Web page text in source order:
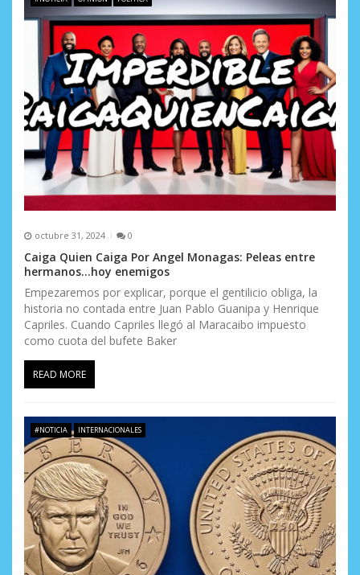
e
r
a
d
s
octubre 31, 2024 0
Caiga Quien Caiga Por Angel Monagas: Peleas entre
hermanos…hoy enemigos
Empezaremos por explicar, porque el gentilicio obliga, la
historia no contada entre Juan Pablo Guanipa y Henrique
Capriles. Cuando Capriles llegó al Maracaibo impuesto
como cuota del bufete Baker
READ MORE
#NOTICIA INTERNACIONALES